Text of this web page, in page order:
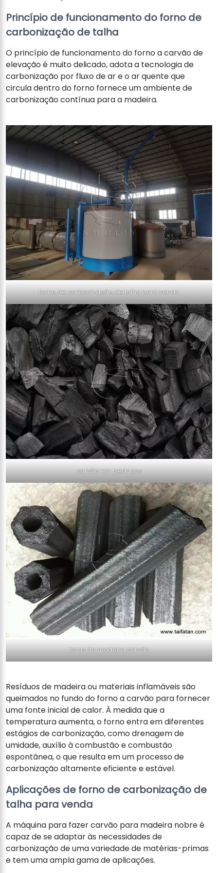
Princípio de funcionamento do forno de
carbonização de talha
O princípio de funcionamento do forno a carvão de
elevação é muito delicado, adota a tecnologia de
carbonização por fluxo de ar e o ar quente que
circula dentro do forno fornece um ambiente de
carbonização contínua para a madeira.
forno de carbonização de talha para venda
carvão em pedaços
toras de madeira carvão
Resíduos de madeira ou materiais inflamáveis ​​são
queimados no fundo do forno a carvão para fornecer
uma fonte inicial de calor. À medida que a
temperatura aumenta, o forno entra em diferentes
estágios de carbonização, como drenagem de
umidade, auxílio à combustão e combustão
espontânea, o que resulta em um processo de
carbonização altamente eficiente e estável.
Aplicações de forno de carbonização de
talha para venda
A máquina para fazer carvão para madeira nobre é
capaz de se adaptar às necessidades de
carbonização de uma variedade de matérias-primas
e tem uma ampla gama de aplicações.